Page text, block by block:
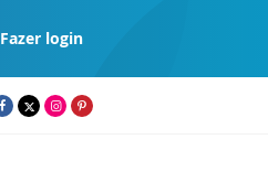
Fazer login